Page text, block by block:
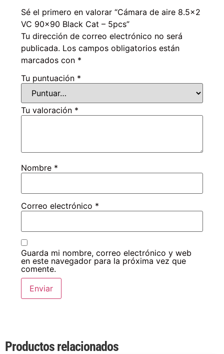
Sé el primero en valorar “Cámara de aire 8.5×2
VC 90×90 Black Cat – 5pcs”
Tu dirección de correo electrónico no será
publicada. Los campos obligatorios están
marcados con *
Tu puntuación *
Tu valoración *
Nombre *
Correo electrónico *
Guarda mi nombre, correo electrónico y web
en este navegador para la próxima vez que
comente.
Productos relacionados